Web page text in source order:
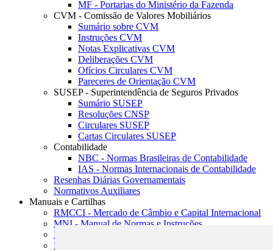
MF - Portarias do Ministério da Fazenda
CVM - Comissão de Valores Mobiliários
Sumário sobre CVM
Instruções CVM
Notas Explicativas CVM
Deliberações CVM
Ofícios Circulares CVM
Pareceres de Orientação CVM
SUSEP - Superintendência de Seguros Privados
Sumário SUSEP
Resoluções CNSP
Circulares SUSEP
Cartas Circulares SUSEP
Contabilidade
NBC - Normas Brasileiras de Contabilidade
IAS - Normas Internacionais de Contabilidade
Resenhas Diárias Governamentais
Normativos Auxiliares
Manuais e Cartilhas
RMCCI - Mercado de Câmbio e Capital Internacional
MNI - Manual de Normas e Instruções
MTVM - Manual de Títulos e Valores Mobiliários
MCR - Manual de Crédito Rural